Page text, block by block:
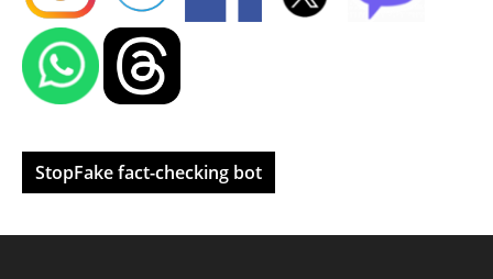
StopFake fact-checking bot